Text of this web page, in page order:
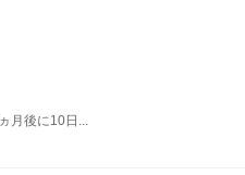
月後に10日...